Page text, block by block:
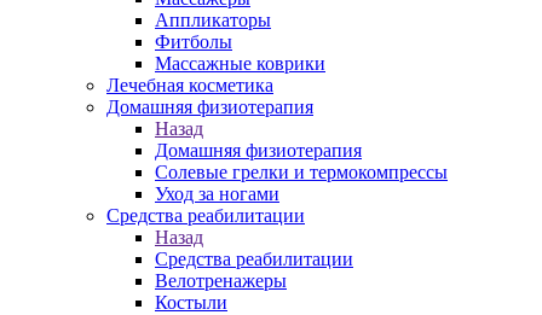
Аппликаторы
Фитболы
Массажные коврики
Лечебная косметика
Домашняя физиотерапия
Назад
Домашняя физиотерапия
Солевые грелки и термокомпрессы
Уход за ногами
Средства реабилитации
Назад
Средства реабилитации
Велотренажеры
Костыли